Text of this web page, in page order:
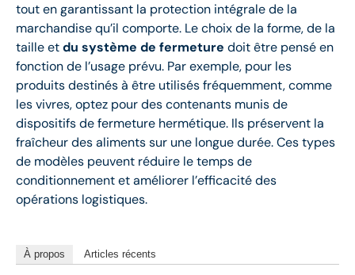
tout en garantissant la protection intégrale de la
marchandise qu’il comporte. Le choix de la forme, de la
taille etdu système de fermeture doit être pensé en
fonction de l’usage prévu. Par exemple, pour les
produits destinés à être utilisés fréquemment, comme
les vivres, optez pour des contenants munis de
dispositifs de fermeture hermétique. Ils préservent la
fraîcheur des aliments sur une longue durée. Ces types
de modèles peuvent réduire le temps de
conditionnement et améliorer l’efficacité des
opérations logistiques.
À propos Articles récents